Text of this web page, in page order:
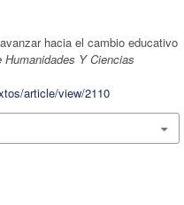
hacia el cambio educativo
Y Ciencias
article/view/2110